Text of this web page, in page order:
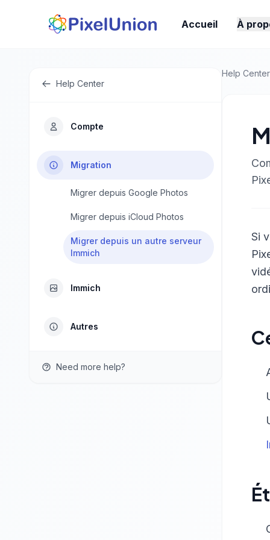
Accueil À
Help Center
Compte
Migration
Migrer depuis Google Photos
Migrer depuis iCloud Photos
Migrer depuis un autre serveur
Immich
Immich
Autres
Need more help?
Help Center
Si